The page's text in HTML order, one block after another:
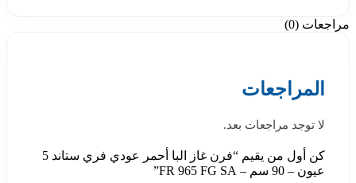
مراجعات (0)
المراجعات
لا توجد مراجعات بعد.
كن أول من يقيم “فرن غاز البا أحمر عودي فري ستاند 5
عيون – 90 سم – FR 965 FG SA”